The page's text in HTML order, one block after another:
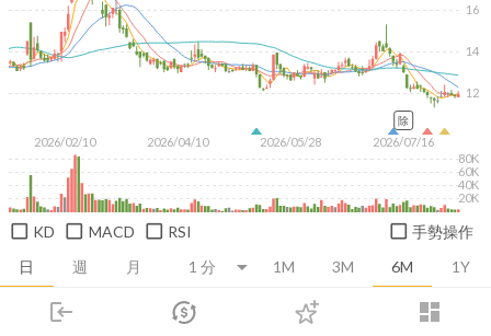
login dashboard
市場 登入
日 週 月 1M 3M 6M 1Y
2026/02/10 2026/04/10 2026/05/28 2026/07/16
12
14
16
20K
40K
60K
80K
除
KD MACD RSI 手勢操作
推薦卡片 消息面 財務報